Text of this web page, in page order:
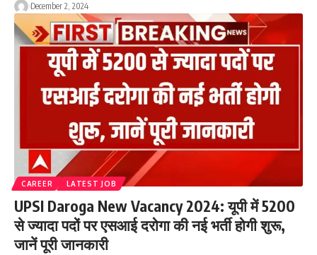
December 2, 2024
CAREER LATEST JOB
UPSI Daroga New Vacancy 2024: यूपी में 5200
से ज्यादा पदों पर एसआई दरोगा की नई भर्ती होगी शुरू,
जानें पूरी जानकारी